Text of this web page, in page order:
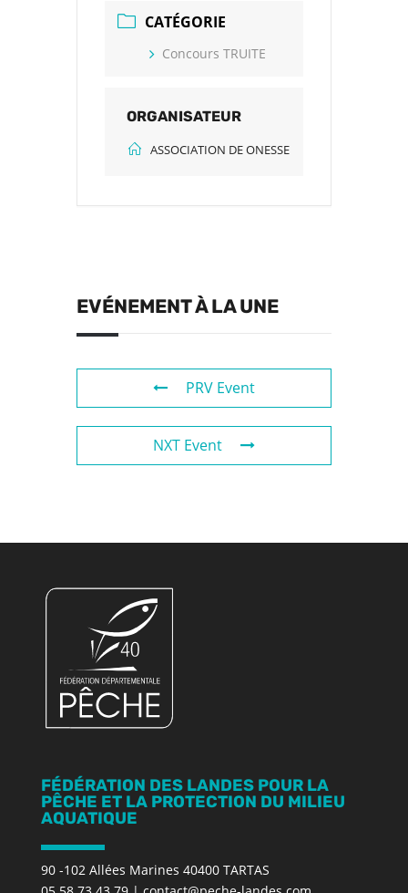
CATÉGORIE
Concours TRUITE
ORGANISATEUR
ASSOCIATION DE ONESSE
EVÉNEMENT À LA UNE
PRV Event
NXT Event
FÉDÉRATION DES LANDES POUR LA
PÊCHE ET LA PROTECTION DU MILIEU
AQUATIQUE
90 -102 Allées Marines 40400 TARTAS